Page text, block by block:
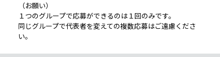
（お願い）
１つのグループで応募ができるのは１回のみです。
同じグループで代表者を変えての複数応募はご遠慮くださ
い。